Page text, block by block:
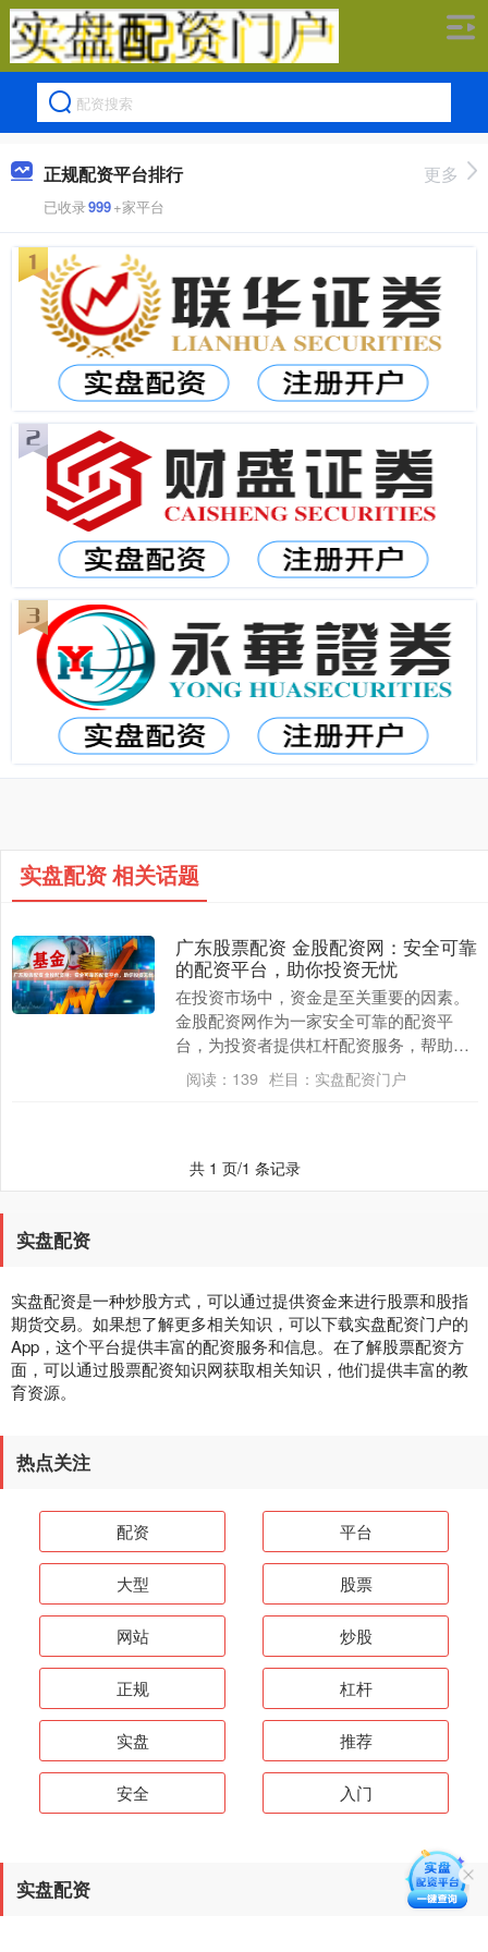
正规配资平台排行
已收录999+家平台
更多
实盘配资 相关话题
广东股票配资 金股配资网：安全可靠
的配资平台，助你投资无忧
在投资市场中，资金是至关重要的因素。
金股配资网作为一家安全可靠的配资平
台，为投资者提供杠杆配资服务，帮助他
们放大投资资金，提升收益空间。 请注
意，在选择配资平台....
阅读： 139 栏目： 实盘配资门户
共 1 页/1 条记录
实盘配资
实盘配资是一种炒股方式，可以通过提供资金来进行股票和股指
期货交易。如果想了解更多相关知识，可以下载实盘配资门户的
App，这个平台提供丰富的配资服务和信息。在了解股票配资方
面，可以通过股票配资知识网获取相关知识，他们提供丰富的教
育资源。
热点关注
配资 平台
大型 股票
网站 炒股
正规 杠杆
实盘 推荐
安全 入门
实盘配资